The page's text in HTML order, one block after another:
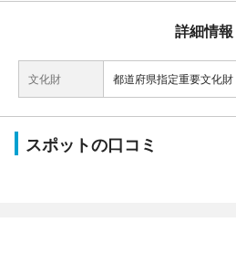
詳細情報
文化財 都道府県指定重要文化財
スポットの口コミ